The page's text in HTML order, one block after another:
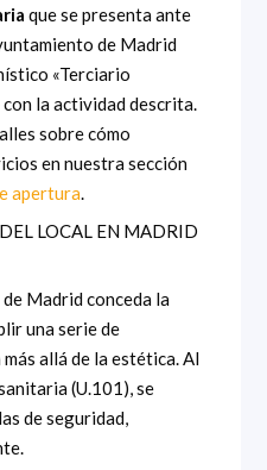
que se presenta ante
de Madrid
«Terciario
la actividad descrita.
sobre cómo
en nuestra sección
apertura.
LOCAL EN MADRID
Madrid conceda la
una serie de
allá de la estética. Al
(U.101), se
de seguridad,